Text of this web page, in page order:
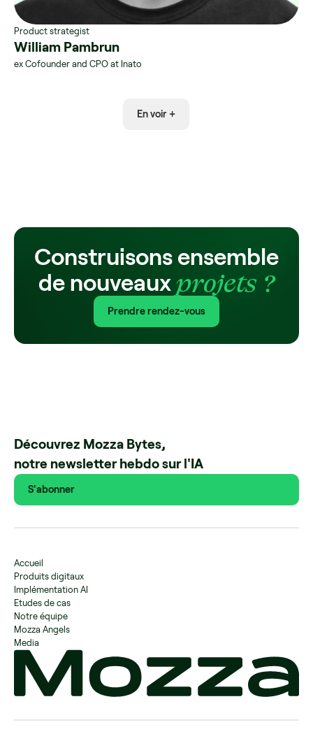
Product strategist
William Pambrun
ex Cofounder and CPO at Inato
En voir +
Construisons ensemble
de nouveauxprojets ?
Prendre rendez-vous
Découvrez Mozza Bytes,
notre newsletter hebdo sur l'IA
S'abonner
Accueil
Produits digitaux
Implémentation AI
Etudes de cas
Notre équipe
Mozza Angels
Media